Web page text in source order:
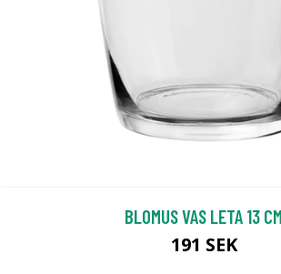
BLOMUS VAS LETA 13 CM
191 SEK